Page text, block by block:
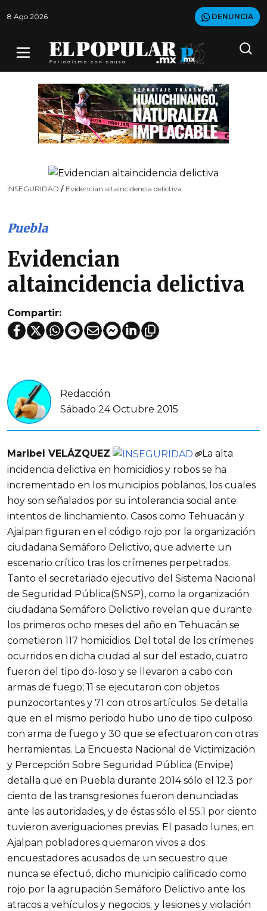
8 Ago 2026 DENUNCIA
INSEGURIDAD / Evidencian altaincidencia delictiva
Puebla
Evidencian
altaincidencia delictiva
Compartir:
Redacción
Sábado 24 Octubre 2015
Maribel VELÁZQUEZ
La alta
incidencia delictiva en homicidios y robos se ha
incrementado en los municipios poblanos, los cuales
hoy son señalados por su intolerancia social ante
intentos de linchamiento. Casos como Tehuacán y
Ajalpan figuran en el código rojo por la organización
ciudadana Semáforo Delictivo, que advierte un
escenario crítico tras los crímenes perpetrados.
Tanto el secretariado ejecutivo del Sistema Nacional
de Seguridad Pública(SNSP), como la organización
ciudadana Semáforo Delictivo revelan que durante
los primeros ocho meses del año en Tehuacán se
cometieron 117 homicidios. Del total de los crímenes
ocurridos en dicha ciudad al sur del estado, cuatro
fueron del tipo do-loso y se llevaron a cabo con
armas de fuego; 11 se ejecutaron con objetos
punzocortantes y 71 con otros artículos. Se detalla
que en el mismo periodo hubo uno de tipo culposo
con arma de fuego y 30 que se efectuaron con otras
herramientas. La Encuesta Nacional de Victimización
y Percepción Sobre Seguridad Pública (Envipe)
detalla que en Puebla durante 2014 sólo el 12.3 por
ciento de las transgresiones fueron denunciadas
ante las autoridades, y de éstas sólo el 55.1 por ciento
tuvieron averiguaciones previas. El pasado lunes, en
Ajalpan pobladores quemaron vivos a dos
encuestadores acusados de un secuestro que
nunca se efectuó, dicho municipio calificado como
rojo por la agrupación Semáforo Delictivo ante los
atracos a vehículos y negocios; y lesiones y violación